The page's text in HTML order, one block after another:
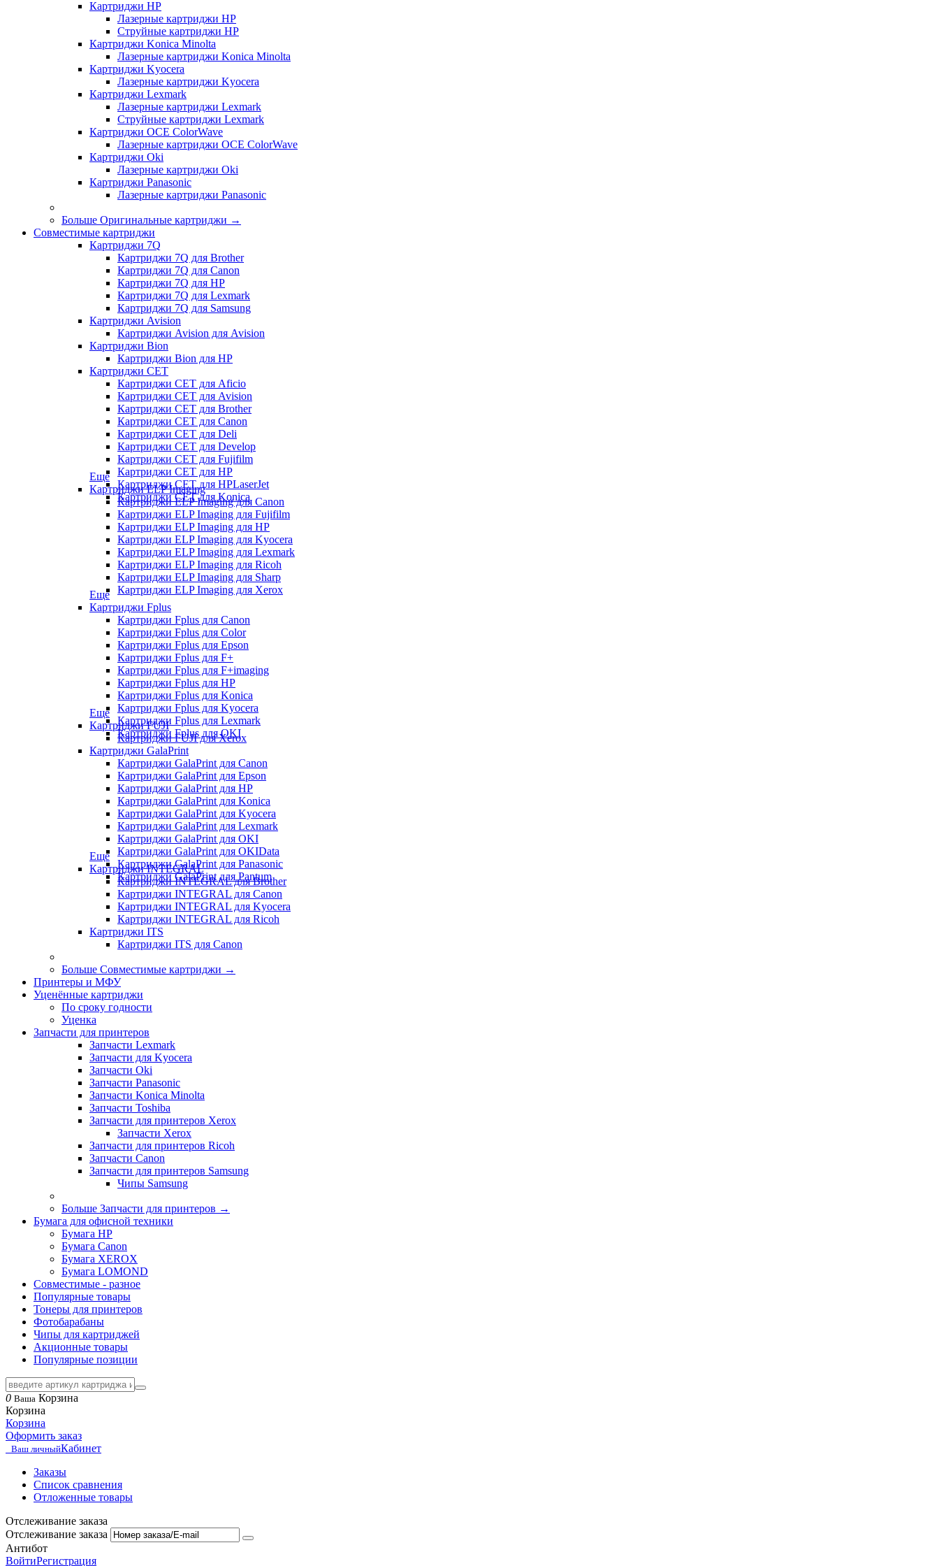
Картриджи HP
Лазерные картриджи HP
Струйные картриджи HP
Картриджи Konica Minolta
Лазерные картриджи Konica Minolta
Картриджи Kyocera
Лазерные картриджи Kyocera
Картриджи Lexmark
Лазерные картриджи Lexmark
Струйные картриджи Lexmark
Картриджи OCE ColorWave
Лазерные картриджи OCE ColorWave
Картриджи Oki
Лазерные картриджи Oki
Картриджи Panasonic
Лазерные картриджи Panasonic
Больше Оригинальные картриджи →
Совместимые картриджи
Картриджи 7Q
Картриджи 7Q для Brother
Картриджи 7Q для Canon
Картриджи 7Q для HP
Картриджи 7Q для Lexmark
Картриджи 7Q для Samsung
Картриджи Avision
Картриджи Avision для Avision
Картриджи Bion
Картриджи Bion для HP
Картриджи CET
Картриджи CET для Aficio
Картриджи CET для Avision
Картриджи CET для Brother
Картриджи CET для Canon
Картриджи CET для Deli
Картриджи CET для Develop
Картриджи CET для Fujifilm
Картриджи CET для HP
Картриджи CET для HPLaserJet
Картриджи CET для Konica
Еще
Картриджи ELP Imaging
Картриджи ELP Imaging для Canon
Картриджи ELP Imaging для Fujifilm
Картриджи ELP Imaging для HP
Картриджи ELP Imaging для Kyocera
Картриджи ELP Imaging для Lexmark
Картриджи ELP Imaging для Ricoh
Картриджи ELP Imaging для Sharp
Картриджи ELP Imaging для Xerox
Еще
Картриджи Fplus
Картриджи Fplus для Canon
Картриджи Fplus для Color
Картриджи Fplus для Epson
Картриджи Fplus для F+
Картриджи Fplus для F+imaging
Картриджи Fplus для HP
Картриджи Fplus для Konica
Картриджи Fplus для Kyocera
Картриджи Fplus для Lexmark
Картриджи Fplus для OKI
Еще
Картриджи FUJI
Картриджи FUJI для Xerox
Картриджи GalaPrint
Картриджи GalaPrint для Canon
Картриджи GalaPrint для Epson
Картриджи GalaPrint для HP
Картриджи GalaPrint для Konica
Картриджи GalaPrint для Kyocera
Картриджи GalaPrint для Lexmark
Картриджи GalaPrint для OKI
Картриджи GalaPrint для OKIData
Картриджи GalaPrint для Panasonic
Картриджи GalaPrint для Pantum
Еще
Картриджи INTEGRAL
Картриджи INTEGRAL для Brother
Картриджи INTEGRAL для Canon
Картриджи INTEGRAL для Kyocera
Картриджи INTEGRAL для Ricoh
Картриджи ITS
Картриджи ITS для Canon
Больше Совместимые картриджи →
Принтеры и МФУ
Уценённые картриджи
По сроку годности
Уценка
Запчасти для принтеров
Запчасти Lexmark
Запчасти для Kyocera
Запчасти Oki
Запчасти Panasonic
Запчасти Koniсa Minolta
Запчасти Toshiba
Запчасти для принтеров Xerox
Запчасти Xerox
Запчасти для принтеров Ricoh
Запчасти Canon
Запчасти для принтеров Samsung
Чипы Samsung
Больше Запчасти для принтеров →
Бумага для офисной техники
Бумага HP
Бумага Canon
Бумага XEROX
Бумага LOMOND
Совместимые - разное
Популярные товары
Тонеры для принтеров
Фотобарабаны
Чипы для картриджей
Акционные товары
Популярные позиции
0 Ваша Корзина
Корзина
Корзина
Оформить заказ
Ваш личныйКабинет
Заказы
Список сравнения
Отложенные товары
Отслеживание заказа
Отслеживание заказа
Антибот
ВойтиРегистрация